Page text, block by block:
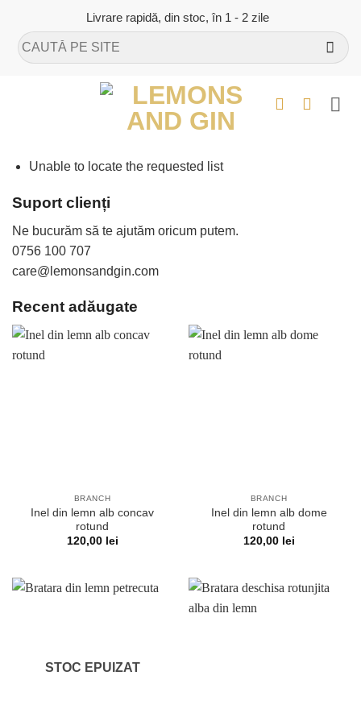
content
Livrare rapidă, din stoc, în 1 - 2 zile
Caută
după:
Unable to locate the requested list
Suport clienți
Ne bucurăm să te ajutăm oricum putem.
0756 100 707
care@lemonsandgin.com
Recent adăugate
BRANCH
Inel din lemn alb concav
rotund
120,00 lei
BRANCH
Inel din lemn alb dome
rotund
120,00 lei
STOC EPUIZAT